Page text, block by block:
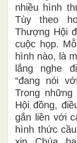
nhiều hình
Tùy theo
Thượng Hội
cuộc họp.
hình nào, là
lắng nghe
“đang nói
Trong
Hội đồng,
gắn liền với
hình thức